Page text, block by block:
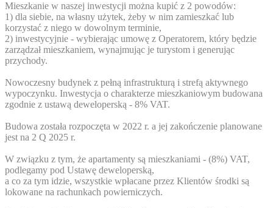
Mieszkanie w naszej inwestycji można kupić z 2 powodów:
1) dla siebie, na własny użytek, żeby w nim zamieszkać lub
korzystać z niego w dowolnym terminie,
2) inwestycyjnie - wybierając umowę z Operatorem, który będzie
zarządzał mieszkaniem, wynajmując je turystom i generując
przychody.
Nowoczesny budynek z pełną infrastrukturą i strefą aktywnego
wypoczynku. Inwestycja o charakterze mieszkaniowym budowana
zgodnie z ustawą deweloperską - 8% VAT.
Budowa została rozpoczęta w 2022 r. a jej zakończenie planowane
jest na 2 Q 2025 r.
W związku z tym, że apartamenty są mieszkaniami - (8%) VAT,
podlegamy pod Ustawę deweloperską,
a co za tym idzie, wszystkie wpłacane przez Klientów środki są
lokowane na rachunkach powierniczych.